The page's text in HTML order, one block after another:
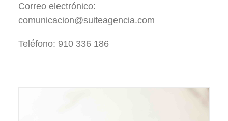
Correo electrónico:
comunicacion@suiteagencia.com
Teléfono: 910 336 186